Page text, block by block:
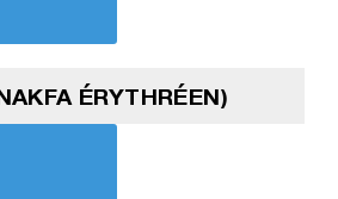
ÉRYTHRÉEN)